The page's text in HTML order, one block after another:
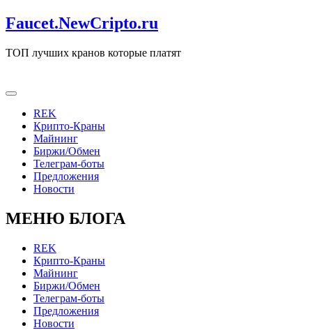
Skip
to
Faucet.NewCripto.ru
ТОП лучших кранов которые платят
REK
Крипто-Краны
Майнинг
Биржи/Обмен
Телеграм-боты
Предложения
Новости
МЕНЮ БЛОГА
REK
Крипто-Краны
Майнинг
Биржи/Обмен
Телеграм-боты
Предложения
Новости